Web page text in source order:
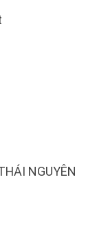
NGUYÊN